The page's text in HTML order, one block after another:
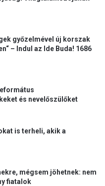
győzelmével új korszak
– Indul az Ide Buda! 1686
és nevelőszülőket
is terheli, akik a
mégsem jöhetnek: nem
fiatalok